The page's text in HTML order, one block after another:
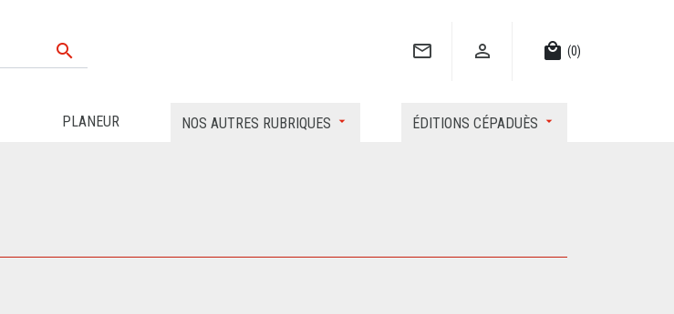
   local_mall (0)
PLANEUR NOS AUTRES RUBRIQUES ÉDITIONS CÉPADUÈS